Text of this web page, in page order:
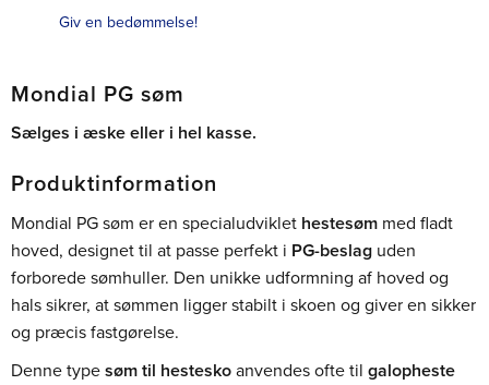
Giv en bedømmelse!
Mondial PG søm
Sælges i æske eller i hel kasse.
Produktinformation
Mondial PG søm er en specialudviklet hestesøm med fladt
hoved, designet til at passe perfekt i PG-beslag uden
forborede sømhuller. Den unikke udformning af hoved og
hals sikrer, at sømmen ligger stabilt i skoen og giver en sikker
og præcis fastgørelse.
Denne type søm til hestesko anvendes ofte til galopheste